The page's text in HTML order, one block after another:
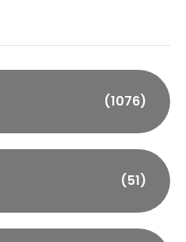
(1076)
(51)